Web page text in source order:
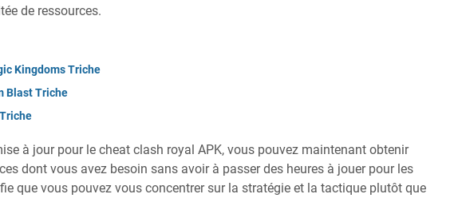
de ressources.
Kingdoms Triche
Blast Triche
à jour pour le cheat clash royal APK, vous pouvez maintenant obtenir
dont vous avez besoin sans avoir à passer des heures à jouer pour les
que vous pouvez vous concentrer sur la stratégie et la tactique plutôt que